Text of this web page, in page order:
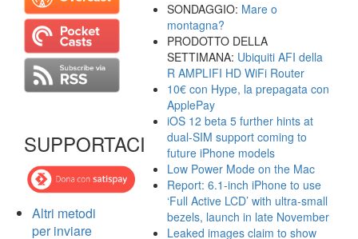
SUPPORTACI
Altri metodi
per inviare
SONDAGGIO: Mare o
montagna?
PRODOTTO DELLA
SETTIMANA: Ubiquiti AFI della
R AMPLIFI HD WiFi Router
10€ con Hype, la prepagata con
ApplePay
iOS 12 beta 5 further hints at
dual-SIM support coming to
future iPhone models
Low Power Mode on the Mac
Report: 6.1-inch iPhone to use
‘Full Active LCD’ with ultra-small
bezels, launch in late November
Leaked images claim to show